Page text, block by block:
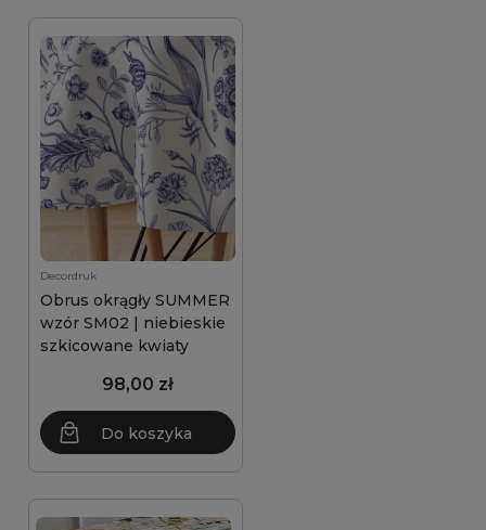
Decordruk
Obrus okrągły SUMMER
wzór SM02 | niebieskie
szkicowane kwiaty
98,00 zł
Do koszyka